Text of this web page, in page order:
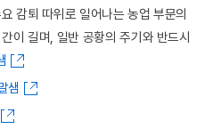
감퇴 따위로 일어나는 농업 부문의
이 길며, 일반 공황의 주기와 반드시
샘